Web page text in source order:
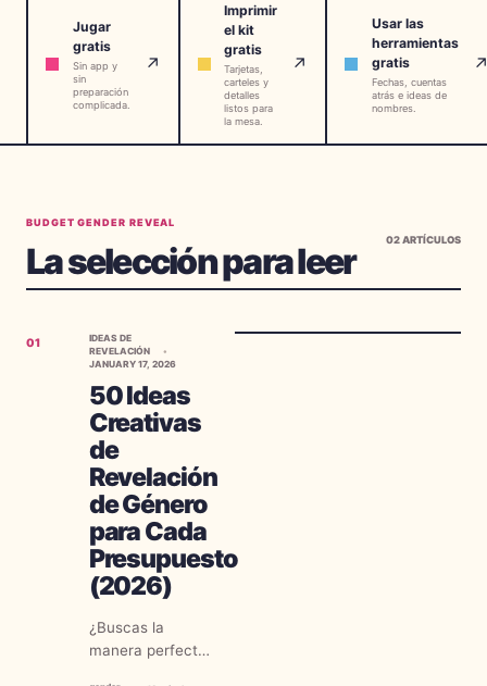
🇫🇷 🇪🇸ES
Jugar
gratis
Sin app y
sin
preparación
complicada.
↗
Imprimir
el kit
gratis
Tarjetas,
carteles y
detalles
listos para
la mesa.
↗
Usar las
herramientas
gratis
Fechas, cuentas
atrás e ideas de
nombres.
BUDGET GENDER REVEAL
La selección para leer
02ARTÍCULOS
01
IDEAS DE
REVELACIÓN
JANUARY 17, 2026
50 Ideas
Creativas
de
Revelación
de Género
para Cada
Presupuesto
(2026)
¿Buscas la
manera perfecta